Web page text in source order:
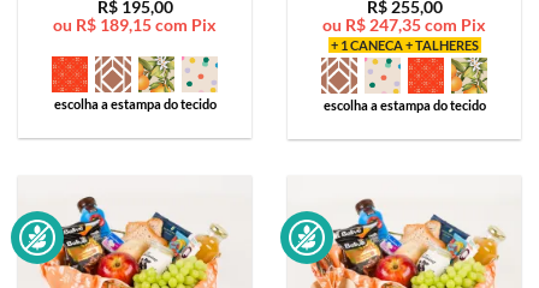
Avaliação5
de 5
R$195,00
ou R$ 189,15com Pix
escolha a estampa do tecido
Avaliação5
de 5
R$255,00
ou R$ 247,35com Pix
+ 1 CANECA + TALHERES
escolha a estampa do tecido